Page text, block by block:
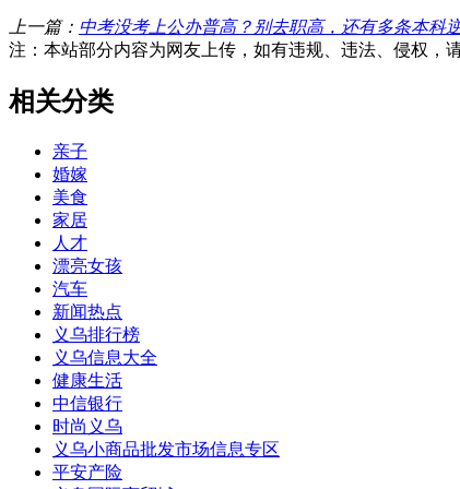
上一篇： 中考没考上公办普高？别去职高，还有多条本科
注：本站部分内容为网友上传，如有违规、违法、侵权，
相关分类
亲子
婚嫁
美食
家居
人才
漂亮女孩
汽车
新闻热点
义乌排行榜
义乌信息大全
健康生活
中信银行
时尚义乌
义乌小商品批发市场信息专区
平安产险